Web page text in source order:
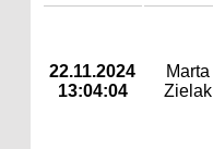
22.11.2024
13:04:04
Marta
Zielak